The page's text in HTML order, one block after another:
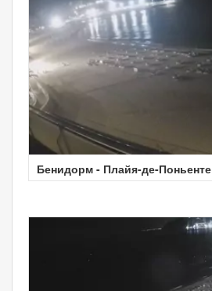
Бенидорм - Плайя-де-Поньенте